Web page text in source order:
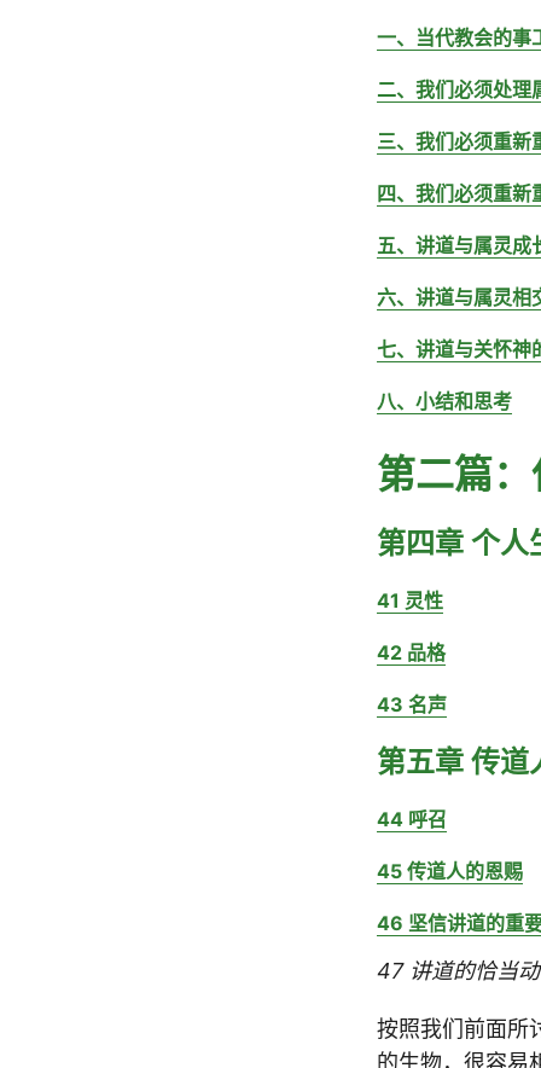
一、当代教会的事
二、我们必须处理
三、我们必须重新
四、我们必须重新
五、讲道与属灵成
六、讲道与属灵相
七、讲道与关怀神
八、小结和思考
第二篇
第四章 个人
41 灵性
42 品格
43 名声
第五章 传道
44 呼召
45 传道人的恩赐
46 坚信讲道的重
47 讲道的恰当
按照我们前面所
的生物，很容易